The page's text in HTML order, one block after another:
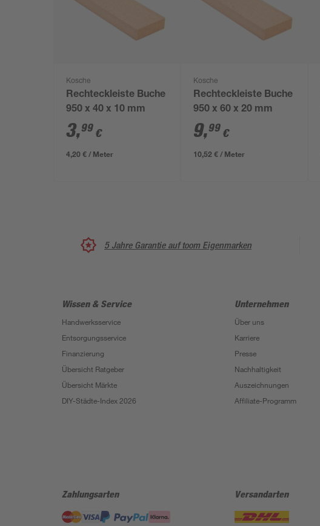
Kosche
Rechteckleiste Buche
950 x 40 x 10 mm
3,99 €
4,20 € / Meter
Kosche
Rechteckleiste Buche
950 x 60 x 20 mm
9,99 €
10,52 € / Meter
5 Jahre Garantie auf toom Eigenmarken
Wissen & Service
Handwerksservice
Entsorgungsservice
Finanzierung
Übersicht Ratgeber
Übersicht Märkte
DIY-Städte-Index 2026
Unternehmen
Über uns
Karriere
Presse
Nachhaltigkeit
Auszeichnungen
Affiliate-Programm
Zahlungsarten Versandarten